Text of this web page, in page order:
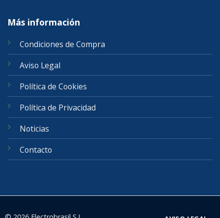
Más información
Condiciones de Compra
Aviso Legal
Política de Cookies
Política de Privacidad
Noticias
Contacto